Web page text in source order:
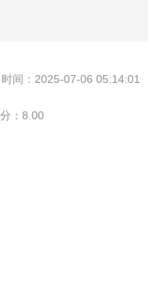
时间：2025-07-06 05:14:01
： 8.00